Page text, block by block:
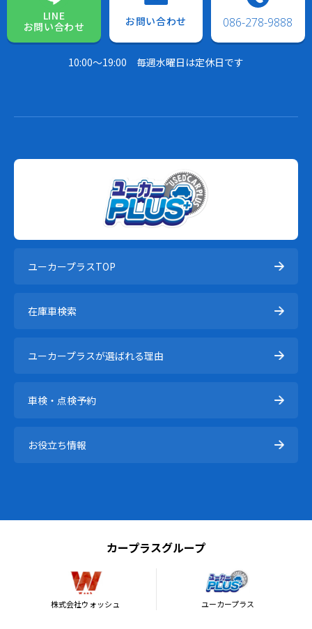
LINE
お問い合わせ
お問い合わせ 086-278-9888
10:00～19:00 毎週水曜日は定休日です
ユーカープラスTOP
在庫⾞検索
ユーカープラスが選ばれる理由
車検・点検予約
お役立ち情報
カープラスグループ
株式会社ウォッシュ ユーカープラス